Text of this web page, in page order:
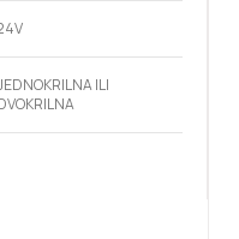
ILI